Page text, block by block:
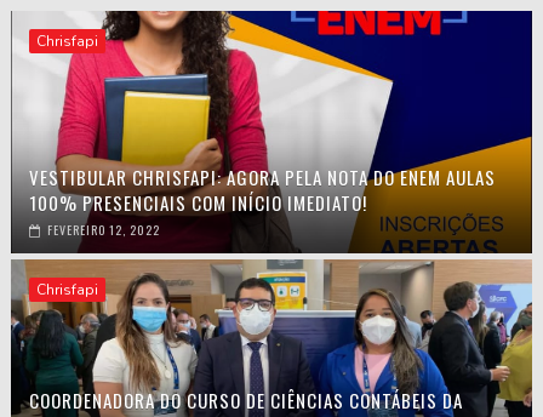
Chrisfapi
VESTIBULAR CHRISFAPI: AGORA PELA NOTA DO ENEM AULAS
100% PRESENCIAIS COM INÍCIO IMEDIATO!
FEVEREIRO 12, 2022
Chrisfapi
COORDENADORA DO CURSO DE CIÊNCIAS CONTÁBEIS DA